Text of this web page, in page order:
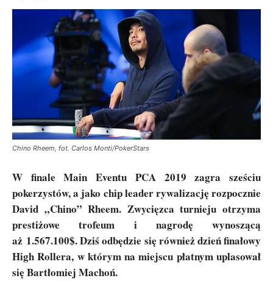
Chino Rheem, fot. Carlos Monti/PokerStars
W finale Main Eventu PCA 2019 zagra sześciu
pokerzystów, a jako chip leader rywalizację rozpocznie
David „Chino” Rheem. Zwycięzca turnieju otrzyma
prestiżowe trofeum i nagrodę wynoszącą
aż 1.567.100$. Dziś odbędzie się również dzień finałowy
High Rollera, w którym na miejscu płatnym uplasował
się Bartłomiej Machoń.